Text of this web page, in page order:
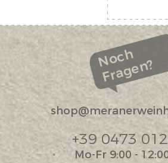
Noch
Fragen?
+39 0473
Mo-Fr 9:00 -